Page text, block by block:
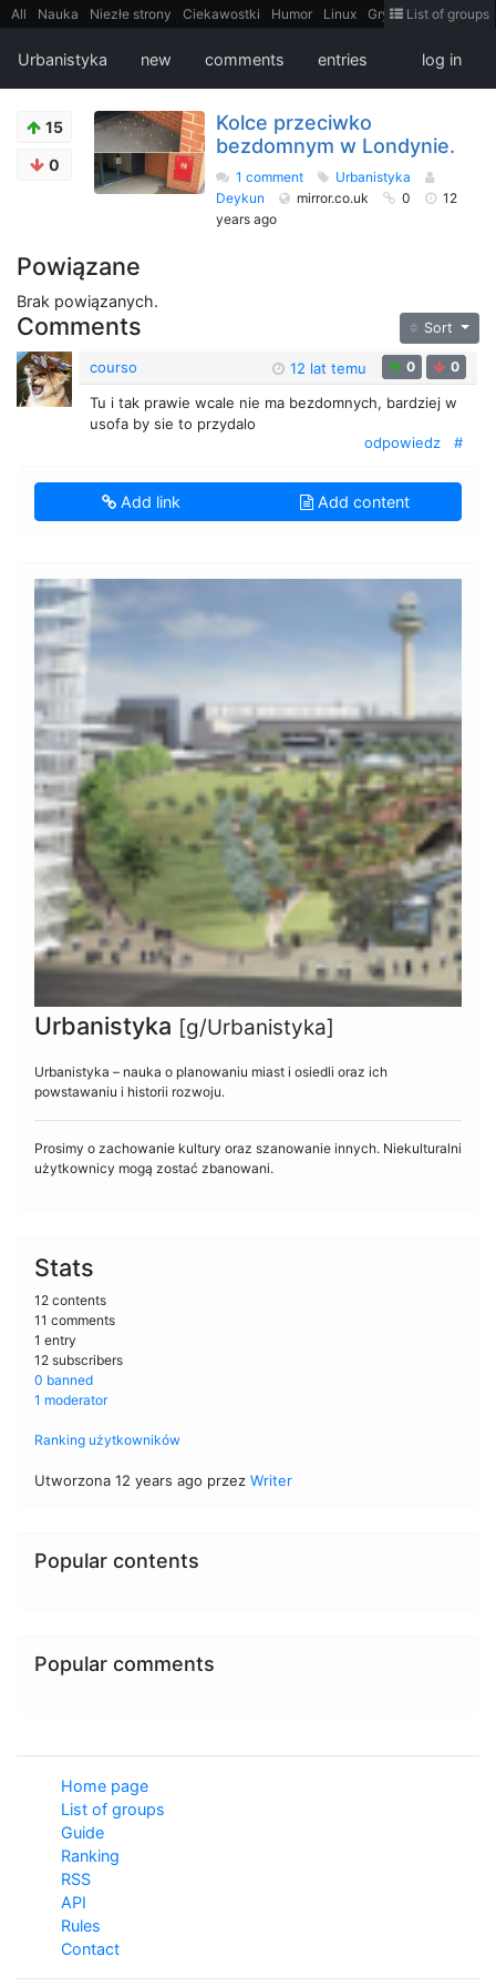
All Nauka Niezłe strony Ciekawostki Humor Linux Gry
Teh
Bezpieczeństwo
Książki Sugestie FotoHistoria
Truelolcontent
Matematyka
FilmyDokumentalne
gify
Cytaty Mapy Film Android itt Tradycyjne gry
List of groups
Urbanistyka new comments entries log in
15
0
Kolce przeciwko
bezdomnym w Londynie.
1 comment
Urbanistyka
Deykun
mirror.co.uk 0
12
years ago
Powiązane
Brak powiązanych.
Comments Sort
courso 12 lat temu 0 0
Tu i tak prawie wcale nie ma bezdomnych, bardziej w
usofa by sie to przydalo
odpowiedz
#
Add link Add content
Urbanistyka [g/Urbanistyka]
Urbanistyka – nauka o planowaniu miast i osiedli oraz ich
powstawaniu i historii rozwoju.
Prosimy o zachowanie kultury oraz szanowanie innych. Niekulturalni
użytkownicy mogą zostać zbanowani.
Stats
12 contents
11 comments
1 entry
12 subscribers
0 banned
1 moderator
Ranking użytkowników
Utworzona 12 years ago przez Writer
Popular contents
Popular comments
Home page
List of groups
Guide
Ranking
RSS
API
Rules
Contact